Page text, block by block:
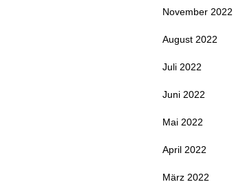
November 2022
August 2022
Juli 2022
Juni 2022
Mai 2022
April 2022
März 2022